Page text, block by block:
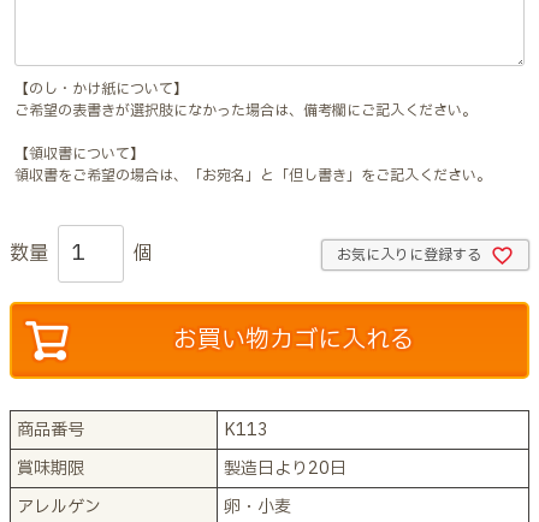
【のし・かけ紙について】
ご希望の表書きが選択肢になかった場合は、備考欄にご記入ください。
【領収書について】
領収書をご希望の場合は、「お宛名」と「但し書き」をご記入ください。
お気に入りに登録する
お買い物カゴに入れる
商品番号
K113
賞味期限
製造日より20日
アレルゲン
卵・小麦